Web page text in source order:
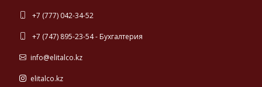
сможете
огромный
коньяков
превосходного
+7 (777) 042-34-52
+7 (747) 895-23-54 - Бухгалтерия
info@elitalco.kz
elitalco.kz